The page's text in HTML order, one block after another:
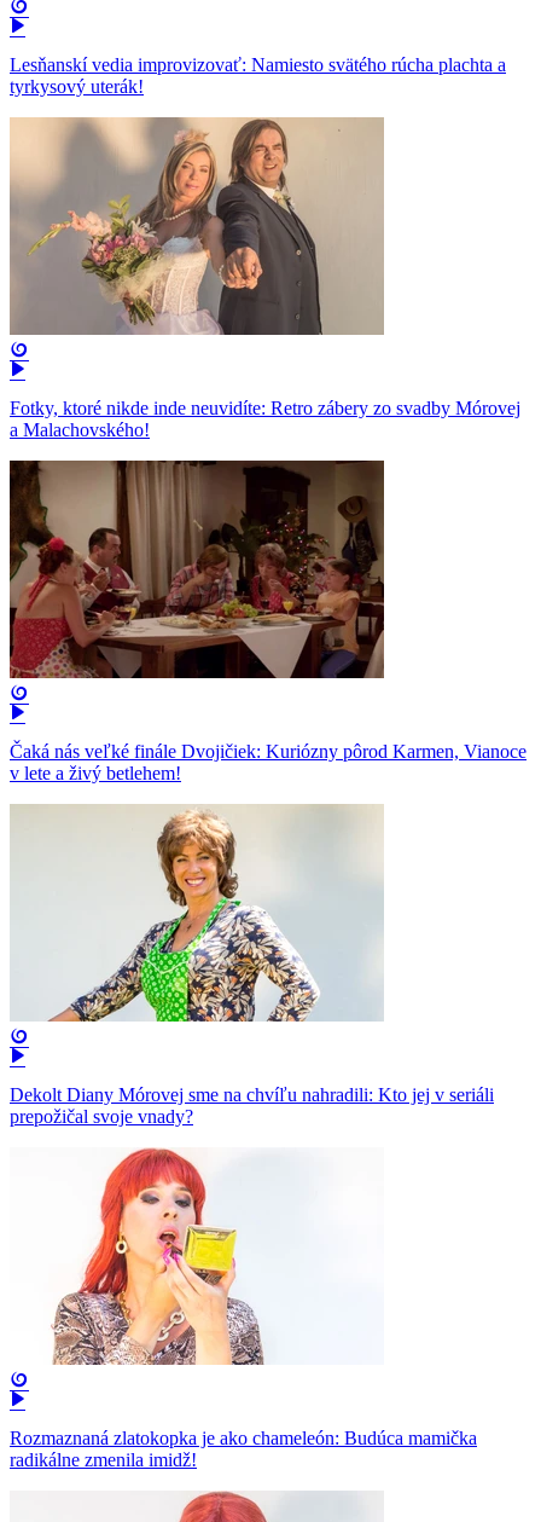
Lesňanskí vedia improvizovať: Namiesto svätého rúcha plachta a
tyrkysový uterák!
Fotky, ktoré nikde inde neuvidíte: Retro zábery zo svadby Mórovej
a Malachovského!
Čaká nás veľké finále Dvojičiek: Kuriózny pôrod Karmen, Vianoce
v lete a živý betlehem!
Dekolt Diany Mórovej sme na chvíľu nahradili: Kto jej v seriáli
prepožičal svoje vnady?
Rozmaznaná zlatokopka je ako chameleón: Budúca mamička
radikálne zmenila imidž!